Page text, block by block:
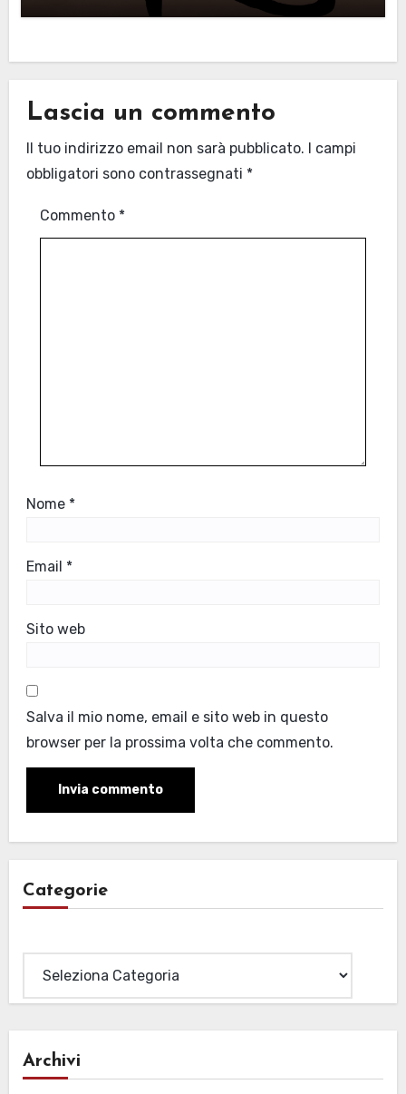
Lascia un commento
Il tuo indirizzo email non sarà pubblicato. I campi
obbligatori sono contrassegnati *
Commento *
Nome *
Email *
Sito web
Salva il mio nome, email e sito web in questo
browser per la prossima volta che commento.
Categorie
Archivi